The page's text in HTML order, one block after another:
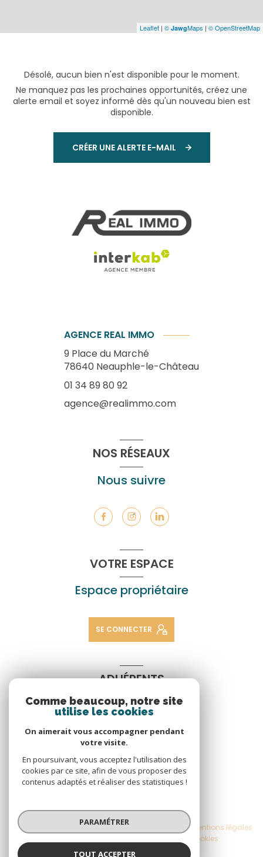
Leaflet | © JawgMaps | © OpenStreetMap
Désolé, aucun bien n'est disponible pour le moment.
Ne manquez pas les prochaines opportunités, créez une
alerte email et soyez informé dès qu'un nouveau bien est
disponible.
CRÉER UNE ALERTE E-MAIL
AGENCE REAL IMMO
9 Place du Marché
78640 Neauphle-le-Château
01 34 89 80 92
agence@realimmo.com
NOS RÉSEAUX
Nous suivre
VOTRE ESPACE
Espace propriétaire
SE CONNECTER
ADHÉRENTS
Nous adhérons
© 2026 | Tous droits réservés
Nos honoraires Nos partenaires
Mentions légales
Cookies
Comme beaucoup, notre site
utilise les cookies
On aimerait vous accompagner pendant
votre visite.
En poursuivant, vous acceptez l'utilisation des
cookies par ce site, afin de vous proposer des
contenus adaptés et réaliser des statistiques !
PARAMÉTRER
TOUT ACCEPTER